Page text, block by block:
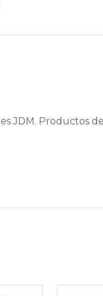
JDM. Productos